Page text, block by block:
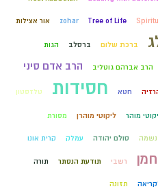
Tree of Life
zohar אור אצילות
ברכת שלום ברסלב הגות
הרב אברהם גוטליב הרב אדם סיני
חטא חסידות טלזסטון
מוהר ליקוטי מוהרן מסורת
נשמה סולם יהודה עמלק קרית אונו
רשבי תודעת הנסתר תורה
תזונה